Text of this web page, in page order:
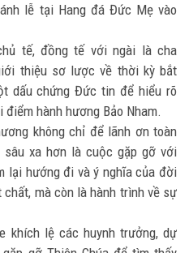
lễ tại Hang đá Đức Mẹ vào
tế, đồng tế với ngài là cha
thiệu sơ lược về thời kỳ bắt
dấu chứng Đức tin để hiểu rõ
hành hương Bảo Nham.
không chỉ để lãnh ơn toàn
sâu xa hơn là cuộc gặp gỡ với
lại hướng đi và ý nghĩa của đời
mà còn là hành trình về sự
khích lệ các huynh trưởng, dự